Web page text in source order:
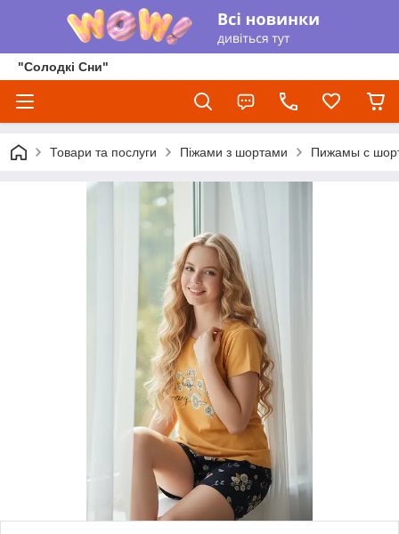
"Солодкі Сни"
Товари та послуги Піжами з шортами Пижамы с